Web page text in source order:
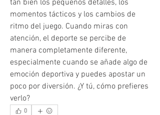
tan bien los pequeños detalles, los
momentos tácticos y los cambios de
ritmo del juego. Cuando miras con
atención, el deporte se percibe de
manera completamente diferente,
especialmente cuando se añade algo de
emoción deportiva y puedes apostar un
poco por diversión. ¿Y tú, cómo prefieres
verlo?
0